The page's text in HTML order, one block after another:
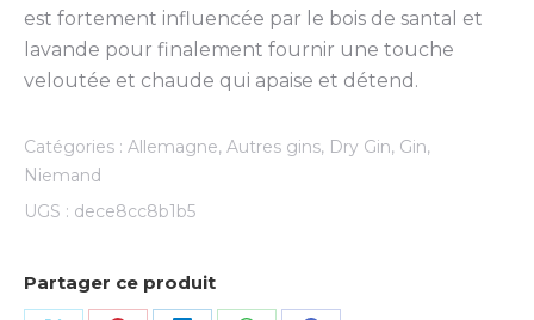
est fortement influencée par le bois de santal et
lavande pour finalement fournir une touche
veloutée et chaude qui apaise et détend.
Catégories : Allemagne, Autres gins, Dry Gin, Gin,
Niemand
UGS : dece8cc8b1b5
Partager ce produit